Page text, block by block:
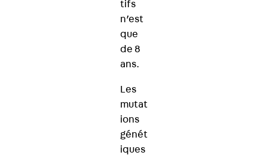
tifs
n’est
que
de 8
ans.
Les
mutat
ions
génét
iques